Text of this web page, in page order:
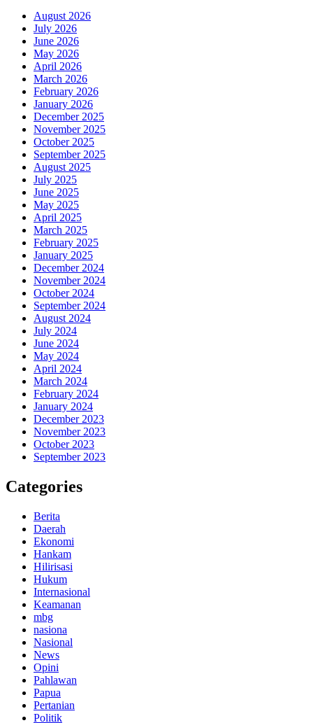
August 2026
July 2026
June 2026
May 2026
April 2026
March 2026
February 2026
January 2026
December 2025
November 2025
October 2025
September 2025
August 2025
July 2025
June 2025
May 2025
April 2025
March 2025
February 2025
January 2025
December 2024
November 2024
October 2024
September 2024
August 2024
July 2024
June 2024
May 2024
April 2024
March 2024
February 2024
January 2024
December 2023
November 2023
October 2023
September 2023
Categories
Berita
Daerah
Ekonomi
Hankam
Hilirisasi
Hukum
Internasional
Keamanan
mbg
nasiona
Nasional
News
Opini
Pahlawan
Papua
Pertanian
Politik